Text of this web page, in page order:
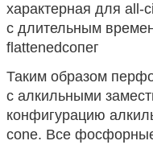
характерная для all-
с длительным
flattenedсопег
Таким образом
с алкильными
конфигурацию
cone. Все